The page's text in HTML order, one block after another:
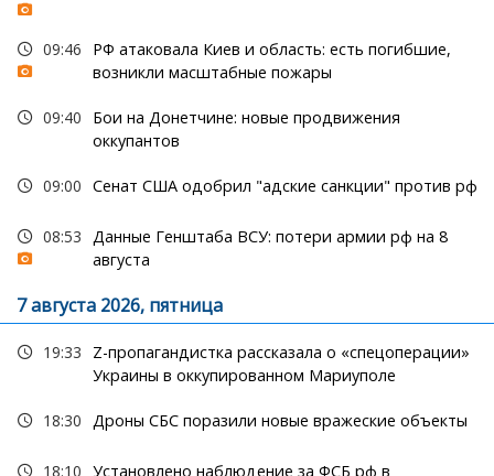
09:46
РФ атаковала Киев и область: есть погибшие,
возникли масштабные пожары
09:40
Бои на Донетчине: новые продвижения
оккупантов
09:00 Сенат США одобрил "адские санкции" против рф
08:53 Данные Генштаба ВСУ: потери армии рф на 8
августа
7 августа 2026, пятница
19:33
Z-пропагандистка рассказала о «спецоперации»
Украины в оккупированном Мариуполе
18:30 Дроны СБС поразили новые вражеские объекты
18:10 Установлено наблюдение за ФСБ рф в